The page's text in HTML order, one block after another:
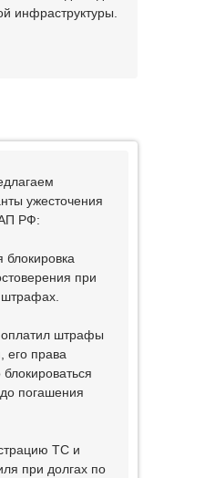
инфраструктуры.
ужесточения
РФ:
блокировка
при
оплатил штрафы
его права
погашения
ТС и
при долгах по